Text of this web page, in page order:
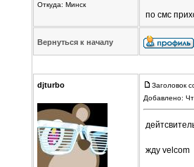
Откуда: Минск
по смс
Вернуться к началу
djturbo
Заголовок
Добавлено:
жду velcom